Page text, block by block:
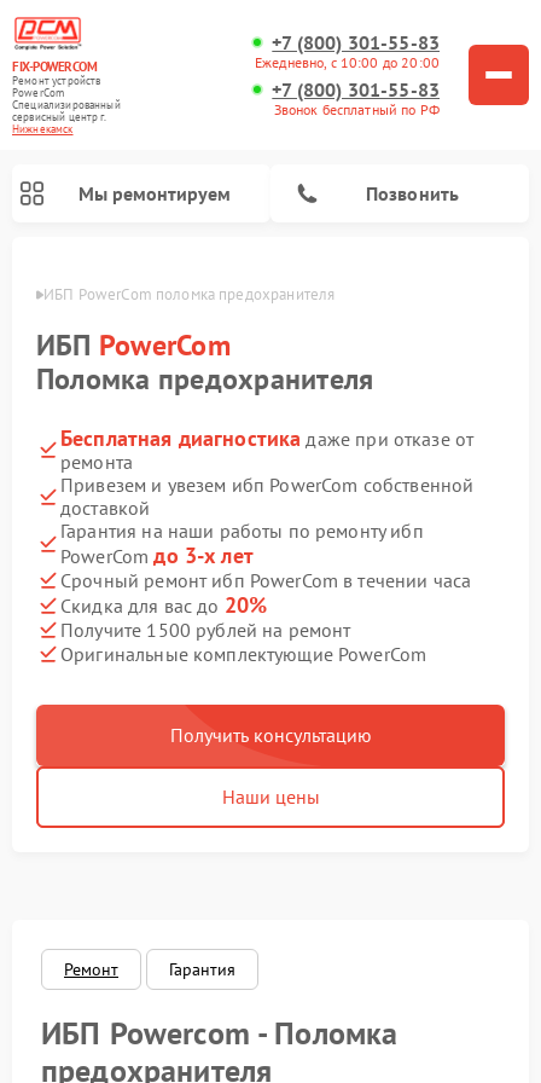
FIX-POWERCOM
Ремонт устройств
PowerCom
Специализированный
cервисный центр г.
Нижнекамск
+7 (800) 301-55-83
Ежедневно, с 10:00 до 20:00
+7 (800) 301-55-83
Звонок бесплатный по РФ
Мы ремонтируем Позвонить
ИБП PowerCom поломка предохранителя
ИБП PowerCom
Поломка предохранителя
Бесплатная диагностика даже при отказе от
ремонта
Привезем и увезем ибп PowerCom собственной
доставкой
Гарантия на наши работы по ремонту ибп
PowerComдо 3-х лет
Срочный ремонт ибп PowerCom в течении часа
Скидка для вас до 20%
Получите 1500 рублей на ремонт
Оригинальные комплектующие PowerCom
Получить консультацию
Наши цены
Ремонт Гарантия
ИБП Powercom - Поломка
предохранителя